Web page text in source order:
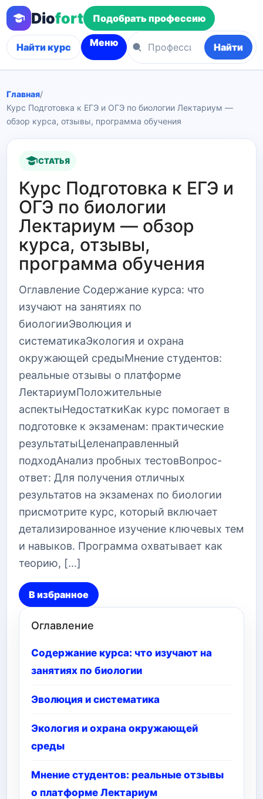
Diofort
Найти
Подобрать профессию
Найти курс Меню
Главная/
Курс Подготовка к ЕГЭ и ОГЭ по биологии Лектариум —
обзор курса, отзывы, программа обучения
СТАТЬЯ
Курс Подготовка к ЕГЭ и
ОГЭ по биологии
Лектариум — обзор
курса, отзывы,
программа обучения
Оглавление Содержание курса: что
изучают на занятиях по
биологииЭволюция и
систематикаЭкология и охрана
окружающей средыМнение студентов:
реальные отзывы о платформе
ЛектариумПоложительные
аспектыНедостаткиКак курс помогает в
подготовке к экзаменам: практические
результатыЦеленаправленный
подходАнализ пробных тестовВопрос-
ответ: Для получения отличных
результатов на экзаменах по биологии
присмотрите курс, который включает
детализированное изучение ключевых тем
и навыков. Программа охватывает как
теорию, […]
В избранное
Оглавление
Содержание курса: что изучают на
занятиях по биологии
Эволюция и систематика
Экология и охрана окружающей
среды
Мнение студентов: реальные отзывы
о платформе Лектариум